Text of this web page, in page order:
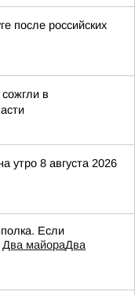
после российских
в
утро 8 августа 2026
Если
Два майораДва